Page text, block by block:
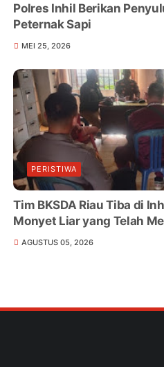
Polres Inhil Berikan
Peternak Sapi
MEI 25, 2026
PERISTIWA
Tim BKSDA Riau Tiba di
Monyet Liar yang Telah
AGUSTUS 05, 2026